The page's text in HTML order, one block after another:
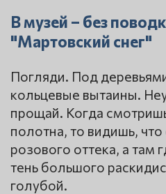
В музей – без
"Мартовский снег"
Погляди. Под
кольцевые вытаины.
прощай. Когда
полотна, то видишь,
розового оттека, а там
тень большого
голубой.